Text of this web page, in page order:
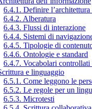
6.4.1. Definire
6.4.2. Alberatura
6.4.3. Flussi di interazione
6.4.4. Sistemi di
6.4.5. Tipologie di
6.4.6. Ontologie e standard
6.4.7. Vocabolari controllati
e linguaggio
6.5.1. Come leggono le
6.5.2. Le regole per un
6.5.3. Microtesti